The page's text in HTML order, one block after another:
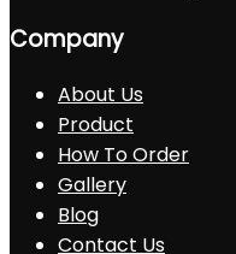
Company
About Us
Product
How To Order
Gallery
Blog
Contact Us